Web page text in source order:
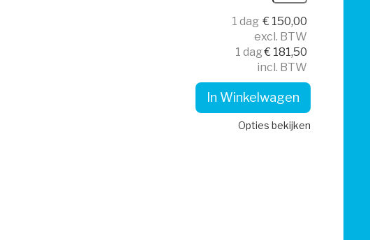
1 dag € 150,00
excl. BTW
1 dag€ 181,50
incl. BTW
In Winkelwagen
Opties bekijken